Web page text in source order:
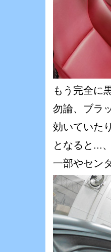
もう完全に
勿論、ブラ
効いていた
となると...
一部やセン